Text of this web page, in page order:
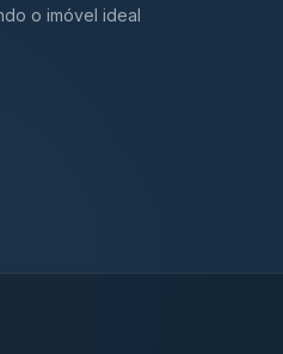
o imóvel ideal